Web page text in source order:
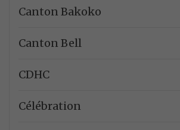
Canton Bakoko
Canton Bell
CDHC
Célébration